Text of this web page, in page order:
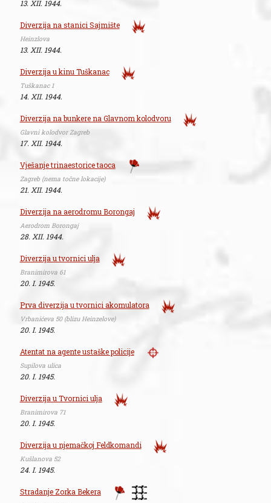
13. XII. 1944.
Diverzija na stanici Sajmište
Heinzlova
13. XII. 1944.
Diverzija u kinu Tuškanac
Tuškanac 1
14. XII. 1944.
Diverzija na bunkere na Glavnom kolodvoru
Glavni kolodvor Zagreb
17. XII. 1944.
Vješanje trinaestorice taoca
Zagreb (nema točne lokacije)
21. XII. 1944.
Diverzija na aerodromu Borongaj
Aerodrom Borongaj
28. XII. 1944.
Diverzija u tvornici ulja
Branimirova 61
20. I. 1945.
Prva diverzija u tvornici akomulatora
Vrbanićeva 50 (blizu Heinzelove)
20. I. 1945.
Atentat na agente ustaške policije
Supilova ulica
20. I. 1945.
Diverzija u Tvornici ulja
Branimirova 71
20. I. 1945.
Diverzija u njemačkoj Feldkomandi
Kušlanova 52
24. I. 1945.
Stradanje Zorka Bekera